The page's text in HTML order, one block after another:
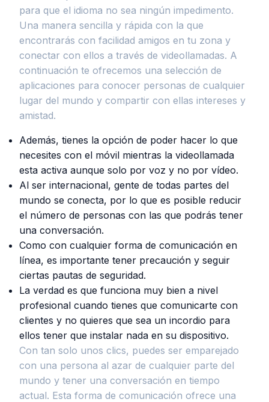
para que el idioma no sea ningún impedimento.
Una manera sencilla y rápida con la que
encontrarás con facilidad amigos en tu zona y
conectar con ellos a través de videollamadas. A
continuación te ofrecemos una selección de
aplicaciones para conocer personas de cualquier
lugar del mundo y compartir con ellas intereses y
amistad.
Además, tienes la opción de poder hacer lo que
necesites con el móvil mientras la videollamada
esta activa aunque solo por voz y no por vídeo.
Al ser internacional, gente de todas partes del
mundo se conecta, por lo que es posible reducir
el número de personas con las que podrás tener
una conversación.
Como con cualquier forma de comunicación en
línea, es importante tener precaución y seguir
ciertas pautas de seguridad.
La verdad es que funciona muy bien a nivel
profesional cuando tienes que comunicarte con
clientes y no quieres que sea un incordio para
ellos tener que instalar nada en su dispositivo.
Con tan solo unos clics, puedes ser emparejado
con una persona al azar de cualquier parte del
mundo y tener una conversación en tiempo
actual. Esta forma de comunicación ofrece una